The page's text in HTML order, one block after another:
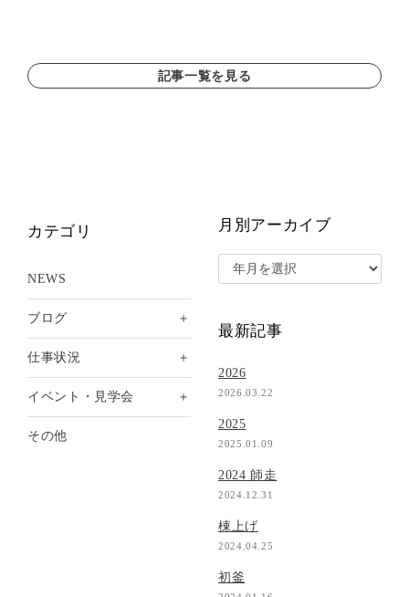
記事一覧を見る
カテゴリ
NEWS
ブログ ＋
仕事状況 ＋
イベント・見学会 ＋
その他
月別アーカイブ
最新記事
2026
2026.03.22
2025
2025.01.09
2024 師走
2024.12.31
棟上げ
2024.04.25
初釜